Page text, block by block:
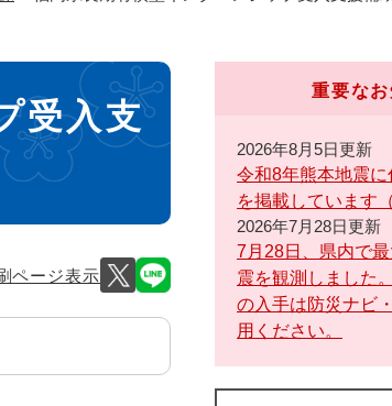
受入支
ページ表示
重要な
2026年8月5日更新
令和8年熊本地震
を掲載しています
2026年7月28日更新
7月28日、県内で
震を観測しました
の入手は防災ナビ
用ください。